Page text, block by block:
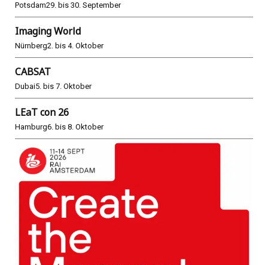
Potsdam29. bis 30. September
Imaging World
Nürnberg2. bis 4. Oktober
CABSAT
Dubai5. bis 7. Oktober
LEaT con 26
Hamburg6. bis 8. Oktober